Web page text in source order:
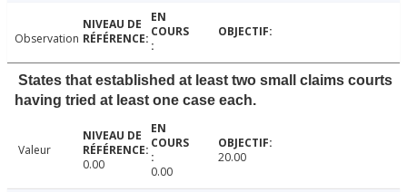
Observation
States that established at least two small claims courts
having tried at least one case each.
Valeur
0.00
0.00
20.00